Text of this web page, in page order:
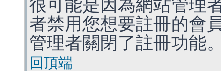
很可能是因為網站管理
者禁用您想要註冊的會
管理者關閉了註冊功能
回頂端